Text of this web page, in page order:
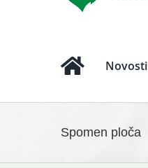
Novosti
Spomen ploča